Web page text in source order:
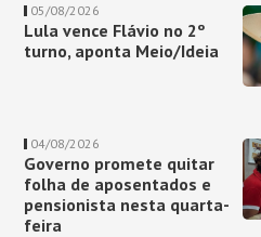
05/08/2026
Lula vence Flávio no 2º
turno, aponta Meio/Ideia
04/08/2026
Governo promete quitar
folha de aposentados e
pensionista nesta quarta-
feira